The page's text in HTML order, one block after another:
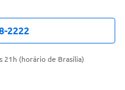
2222
21h (horário de Brasília)